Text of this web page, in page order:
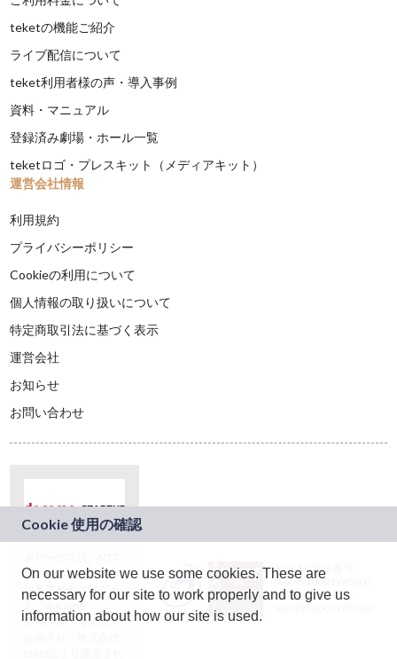
teketの機能ご紹介
ライブ配信について
teket利用者様の声・導入事例
資料・マニュアル
登録済み劇場・ホール一覧
teketロゴ・プレスキット（メディアキット）
運営会社情報
利用規約
プライバシーポリシー
Cookieの利用について
個人情報の取り扱いについて
特定商取引法に基づく表示
運営会社
お知らせ
お問い合わせ
ドコモグループの新
規事業創出プログラ
ム「docomo
STARTUP」を通じて
JASRAC許諾番号：
9024936001Y45037
JASRAC許諾番号：
On our website we use some cookies. These are
necessary for our site to work properly and to give us
information about how our site is used.